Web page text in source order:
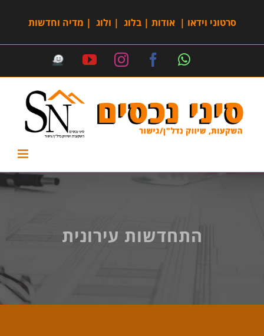
סרטוני וידאו |אודות |בלוג | ולוג | מדיה וחדשות
התחדשות עירונית